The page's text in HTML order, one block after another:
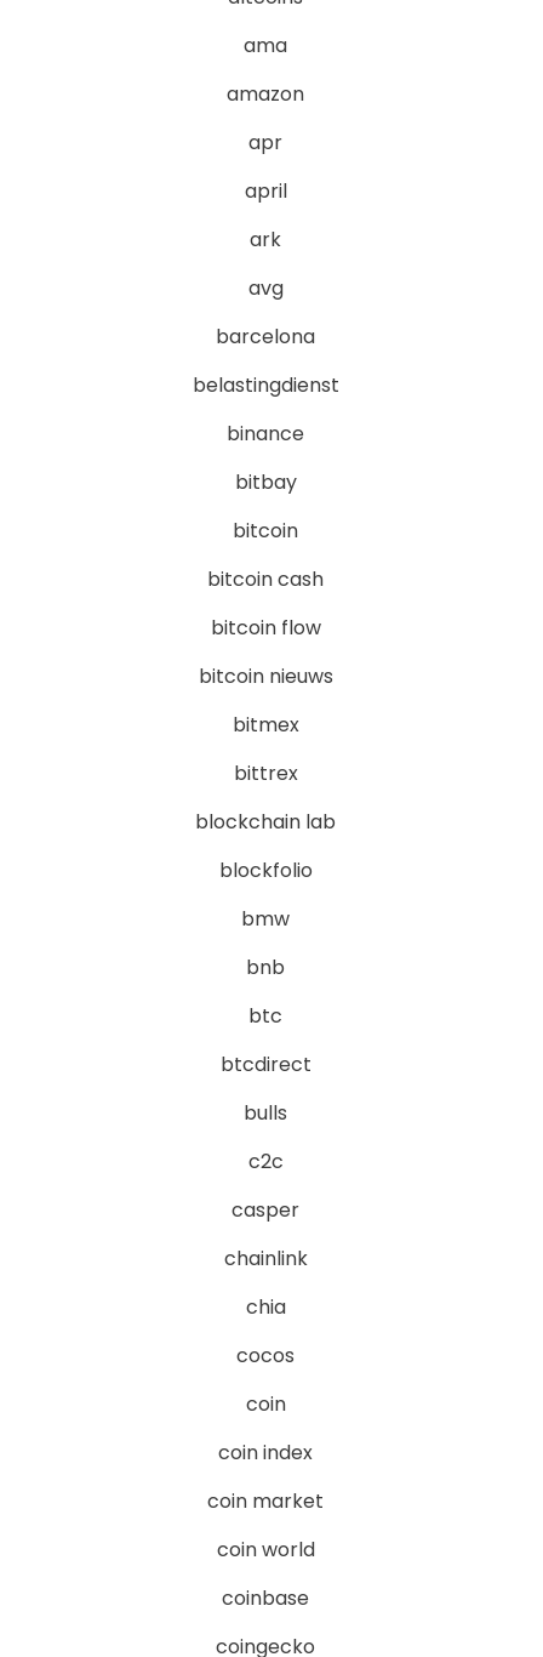
ama
amazon
apr
april
ark
avg
barcelona
belastingdienst
binance
bitbay
bitcoin
bitcoin cash
bitcoin flow
bitcoin nieuws
bitmex
bittrex
blockchain lab
blockfolio
bmw
bnb
btc
btcdirect
bulls
c2c
casper
chainlink
chia
cocos
coin
coin index
coin market
coin world
coinbase
coingecko